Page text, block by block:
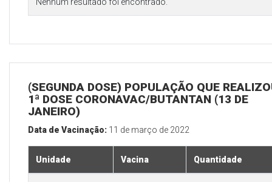
(SEGUNDA DOSE) POPULAÇÃO QUE
1ª DOSE CORONAVAC/BUTANTAN (13 DE
JANEIRO)
Data de Vacinação: 11 de março de 2022
Unidade Vacina Quantidade